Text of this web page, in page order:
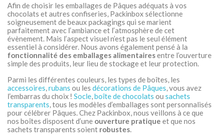
Afin de choisir les emballages de Pâques adéquats à vos
chocolats et autres confiseries, Packinbox sélectionne
soigneusement de beaux packagings qui se marient
parfaitement avec l’ambiance et l’atmosphère de cet
évènement. Mais l’aspect visuel n’est pas le seul élément
essentiel à considérer. Nous avons également pensé à la
fonctionnalité des emballages alimentairesentre l’ouverture
simple des produits, leur lieu de stockage et leur protection.
Parmi les différentes couleurs, les types de boîtes, les
accessoires,rubans ou les décorations de Pâques, vous avez
l’embarras du choix ! Socle,boîte de chocolats ou sachets
transparents, tous les modèles d’emballages sont personnalisés
pour célébrer Pâques. Chez Packinbox, nous veillons à ce que
nos boîtes disposent d’une ouverture pratique et que nos
sachets transparents soient robustes.